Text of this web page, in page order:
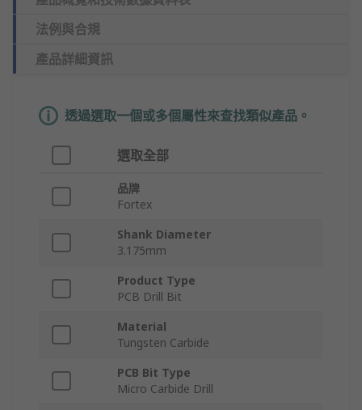
法例與合規
產品詳細資訊
透過選取一個或多個屬性來查找類似產品。
選取全部
品牌
Fortex
Shank Diameter
3.175mm
Product Type
PCB Drill Bit
Material
Tungsten Carbide
PCB Bit Type
Micro Carbide Drill